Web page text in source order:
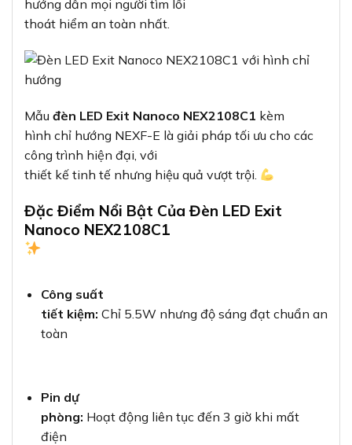
hướng dẫn mọi người tìm lối
thoát hiểm an toàn nhất.
Mẫu đèn LED Exit Nanoco NEX2108C1 kèm
hình chỉ hướng NEXF-E là giải pháp tối ưu cho các
công trình hiện đại, với
thiết kế tinh tế nhưng hiệu quả vượt trội.
Đặc Điểm Nổi Bật Của Đèn LED Exit
Nanoco NEX2108C1
Công suất
tiết kiệm: Chỉ 5.5W nhưng độ sáng đạt chuẩn an
toàn
Pin dự
phòng: Hoạt động liên tục đến 3 giờ khi mất
điện